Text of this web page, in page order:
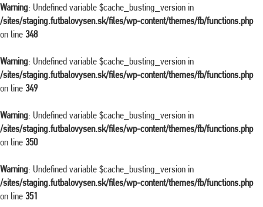
Warning: Undefined variable $cache_busting_version in
/sites/staging.futbalovysen.sk/files/wp-content/themes/fb/functions.php
on line 348
Warning: Undefined variable $cache_busting_version in
/sites/staging.futbalovysen.sk/files/wp-content/themes/fb/functions.php
on line 349
Warning: Undefined variable $cache_busting_version in
/sites/staging.futbalovysen.sk/files/wp-content/themes/fb/functions.php
on line 350
Warning: Undefined variable $cache_busting_version in
/sites/staging.futbalovysen.sk/files/wp-content/themes/fb/functions.php
on line 351